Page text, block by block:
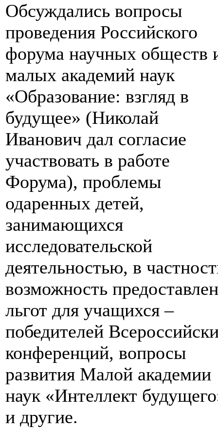
Обсуждались вопросы
проведения Российского
форума научных обществ
малых академий наук
«Образование: взгляд в
будущее» (Николай
Иванович дал согласие
участвовать в работе
Форума), проблемы
одаренных детей,
занимающихся
исследовательской
деятельностью, в
возможность
льгот для учащихся –
победителей
конференций, вопросы
развития Малой академии
наук «Интеллект
и другие.